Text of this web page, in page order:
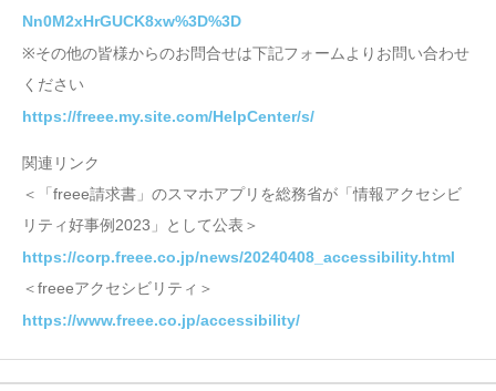
Nn0M2xHrGUCK8xw%3D%3D
※その他の皆様からのお問合せは下記フォームよりお問い合わせ
ください
https://freee.my.site.com/HelpCenter/s/
関連リンク
＜「freee請求書」のスマホアプリを総務省が「情報アクセシビ
リティ好事例2023」として公表＞
https://corp.freee.co.jp/news/20240408_accessibility.html
＜freeeアクセシビリティ＞
https://www.freee.co.jp/accessibility/